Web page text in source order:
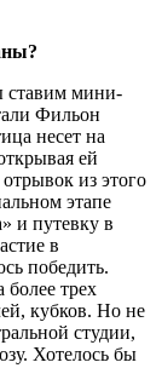
ставим мини-
Фильон
несет на
ей
из этого
этапе
и путевку в
в
победить.
трех
кубков. Но не
студии,
Хотелось бы